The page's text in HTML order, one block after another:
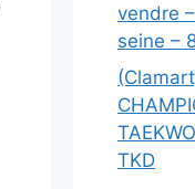
vendre
seine –
TKD